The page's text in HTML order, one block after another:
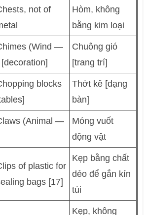
not of
Hòm, không
bằng kim loại
(Wind —
Chuông gió
[trang trí]
blocks
Thớt kê [dạng
bàn]
(Animal —
Móng vuốt
động vật
of plastic for
bags [17]
Kẹp bằng chất
dẻo để gắn kín
túi
Kẹp, không